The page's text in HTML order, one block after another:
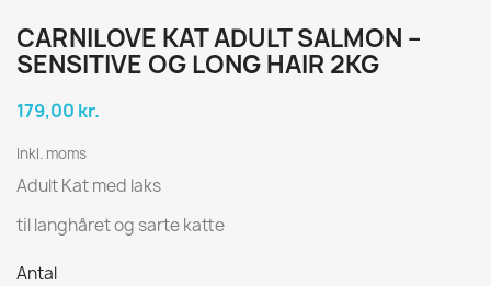
CARNILOVE KAT ADULT SALMON –
SENSITIVE OG LONG HAIR 2KG
179,00 kr.
Inkl. moms
Adult Kat med laks
til langhåret og sarte katte
Antal